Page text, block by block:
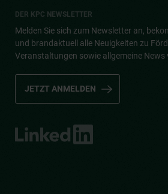
DER KPC NEWSLETTER
Melden Sie sich zum Newsletter an,
und brandaktuell alle Neuigkeiten zu
Veranstaltungen sowie allgemeine News
JETZT ANMELDEN